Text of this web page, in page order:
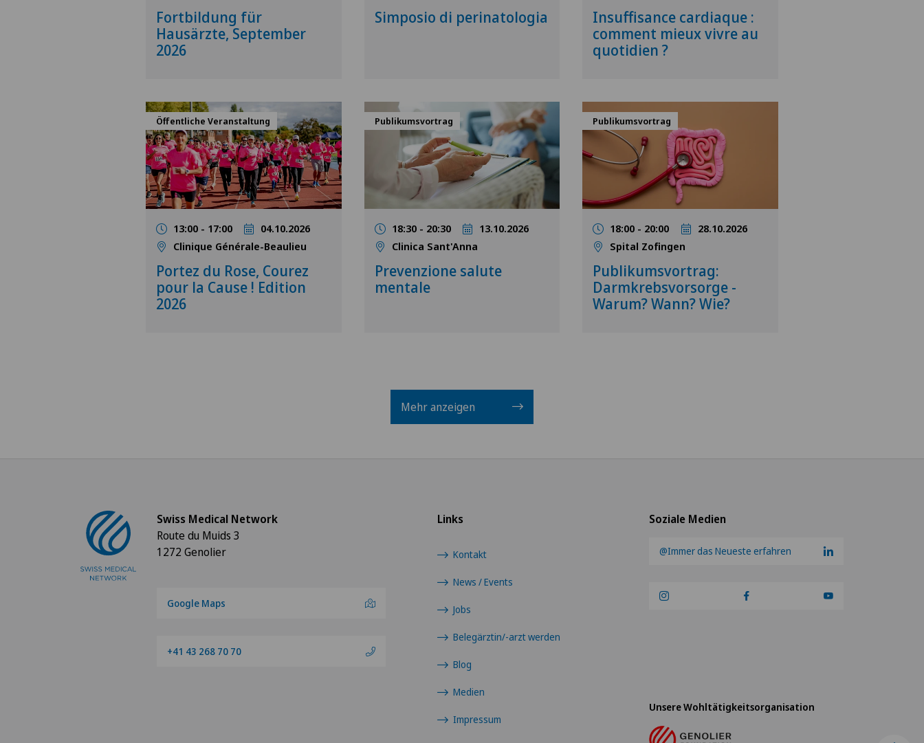
Fortbildung für
Hausärzte, September
2026
Simposio di perinatologia
Insuffisance cardiaque :
comment mieux vivre au
quotidien ?
Öffentliche Veranstaltung
13:00 - 17:00
04.10.2026
Clinique Générale-Beaulieu
Portez du Rose, Courez
pour la Cause ! Edition
2026
Publikumsvortrag
18:30 - 20:30
13.10.2026
Clinica Sant'Anna
Prevenzione salute
mentale
Publikumsvortrag
18:00 - 20:00
28.10.2026
Spital Zofingen
Publikumsvortrag:
Darmkrebsvorsorge -
Warum? Wann? Wie?
Mehr anzeigen
Soziale Medien
@Immer das Neueste erfahren
Links
Kontakt
News / Events
Jobs
Belegärztin/-arzt werden
Blog
Medien
Impressum
Swiss Medical Network
Route du Muids 3
1272 Genolier
Google Maps
+41 43 268 70 70
Unsere Wohltätigkeitsorganisation